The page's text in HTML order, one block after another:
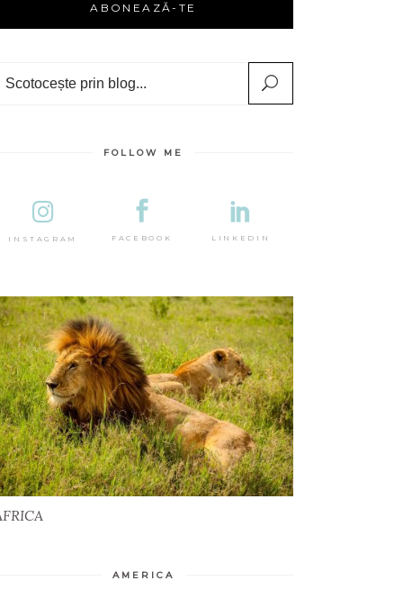
FOLLOW ME
INSTAGRAM FACEBOOK LINKEDIN
AMERICA